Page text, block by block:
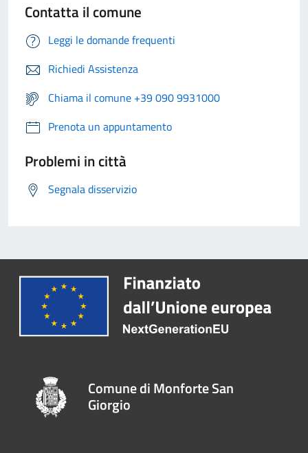
Contatta il comune
Leggi le domande frequenti
Richiedi Assistenza
Chiama il comune +39 090 9931000
Prenota un appuntamento
Problemi in città
Segnala disservizio
Comune di Monforte San
Giorgio